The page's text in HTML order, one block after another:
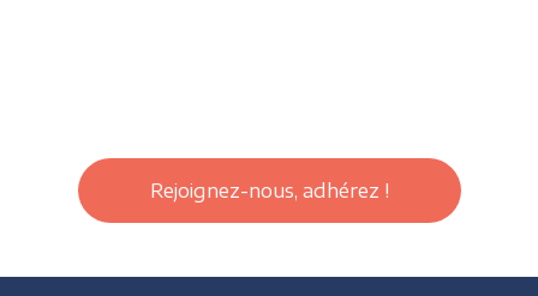
Rejoignez-nous, adhérez !